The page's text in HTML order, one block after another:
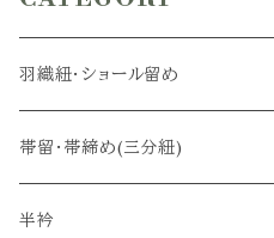
羽織紐・ショール留め
羽織紐
ショール留め
帯留・帯締め(三分紐)
帯留
半衿